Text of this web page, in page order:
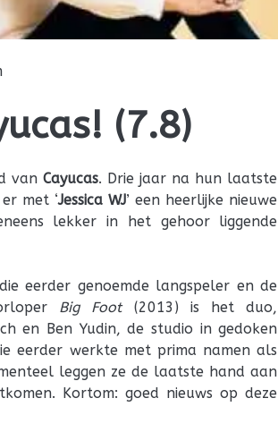
(7.8)
van Cayucas. Drie jaar na hun laatste
met ‘Jessica WJ’ een heerlijke nieuwe
lekker in het gehoor liggende
eerder genoemde langspeler en de
Big Foot(2013) is het duo,
en Ben Yudin, de studio in gedoken
eerder werkte met prima namen als
leggen ze de laatste hand aan
Kortom: goed nieuws op deze